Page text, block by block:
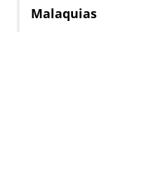
Malaquias